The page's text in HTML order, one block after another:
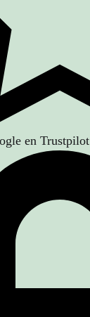
en Trustpilot